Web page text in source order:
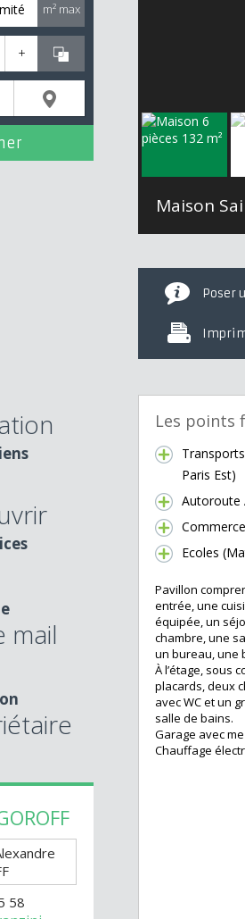
m² max
+
mail
58
Maison
Poser
Les points
Paris Est)
Autoroute
Ecoles
Pavillon
entrée, une
équipée, un
chambre, une
un bureau, une
À l’étage, sous
placards, deux
avec WC et un
salle de bains.
Garage avec
Chauffage